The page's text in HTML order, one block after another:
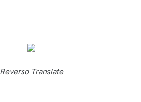
Reverso Translate